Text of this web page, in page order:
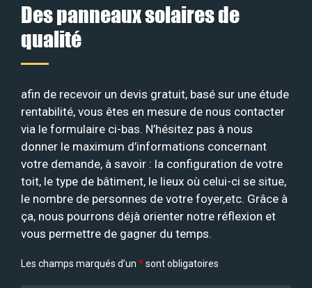
Des panneaux solaires de
qualité
afin de recevoir un devis gratuit, basé sur une étude
rentabilité, vous êtes en mesure de nous contacter
via le formulaire ci-bas. N’hésitez pas à nous
donner le maximum d’informations concernant
votre demande, à savoir : la configuration de votre
toit, le type de bâtiment, le lieux où celui-ci se situe,
le nombre de personnes de votre foyer,etc. Grâce à
ça, nous pourrons déjà orienter notre réflexion et
vous permettre de gagner du temps.
Les champs marqués d’un *sont obligatoires